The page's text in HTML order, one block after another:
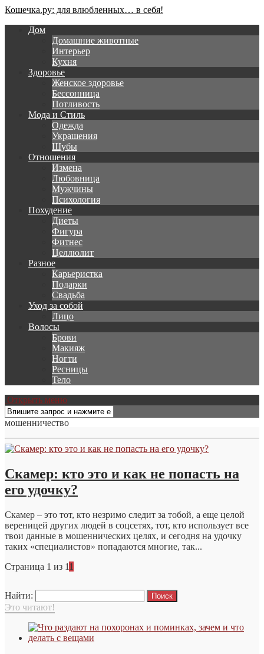
Кошечка.ру: для влюбленных… в себя!
Дом
Домашние животные
Интерьер
Кухня
Здоровье
Женское здоровье
Бессонница
Потливость
Мода и Стиль
Одежда
Украшения
Шубы
Отношения
Измена
Любовница
Мужчины
Психология
Похудение
Диеты
Фигура
Фитнес
Целлюлит
Разное
Карьеристка
Подарки
Свадьба
Уход за собой
Лицо
Волосы
Брови
Макияж
Ногти
Ресницы
Тело
Открыть меню
мошенничество
Скамер: кто это и как не попасть на
его удочку?
Скамер – это тот, кто незримо следит за тобой, а еще целой
вереницей других людей в соцсетях, тот, кто использует все
твои данные в мошеннических целях, и сегодня на удочку
таких «специалистов» попадаются многие, так...
Страница 1 из 11
Найти:
Это читают!